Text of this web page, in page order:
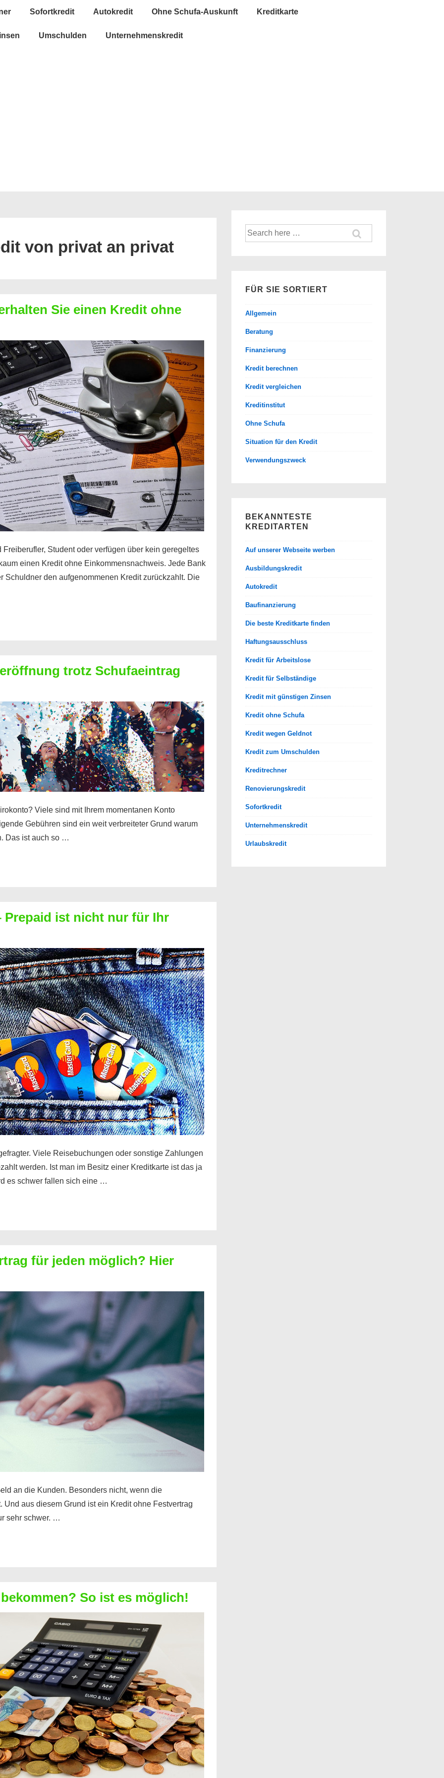
Sofortkredit Autokredit Ohne Schufa-Auskunft Kreditkarte
Umschulden Unternehmenskredit
von privat an privat
Sie einen Kredit ohne
Student oder verfügen über kein geregeltes
einen Kredit ohne Einkommensnachweis. Jede Bank
Schuldner den aufgenommenen Kredit zurückzahlt. Die
trotz Schufaeintrag
Viele sind mit Ihrem momentanen Konto
Gebühren sind ein weit verbreiteter Grund warum
Das ist auch so …
Prepaid ist nicht nur für Ihr
Viele Reisebuchungen oder sonstige Zahlungen
werden. Ist man im Besitz einer Kreditkarte ist das ja
es schwer fallen sich eine …
für jeden möglich? Hier
an die Kunden. Besonders nicht, wenn die
aus diesem Grund ist ein Kredit ohne Festvertrag
sehr schwer. …
So ist es möglich!
Suche
nach:
FÜR SIE SORTIERT
Allgemein
Beratung
Finanzierung
Kredit berechnen
Kredit vergleichen
Kreditinstitut
Ohne Schufa
Situation für den Kredit
Verwendungszweck
BEKANNTESTE
KREDITARTEN
Auf unserer Webseite werben
Ausbildungskredit
Autokredit
Baufinanzierung
Die beste Kreditkarte finden
Haftungsausschluss
Kredit für Arbeitslose
Kredit für Selbständige
Kredit mit günstigen Zinsen
Kredit ohne Schufa
Kredit wegen Geldnot
Kredit zum Umschulden
Kreditrechner
Renovierungskredit
Sofortkredit
Unternehmenskredit
Urlaubskredit